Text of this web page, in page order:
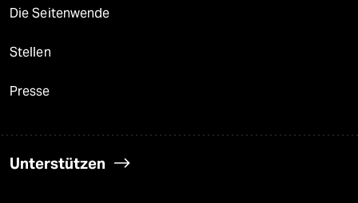
Die Seitenwende
Stellen
Presse
Unterstützen